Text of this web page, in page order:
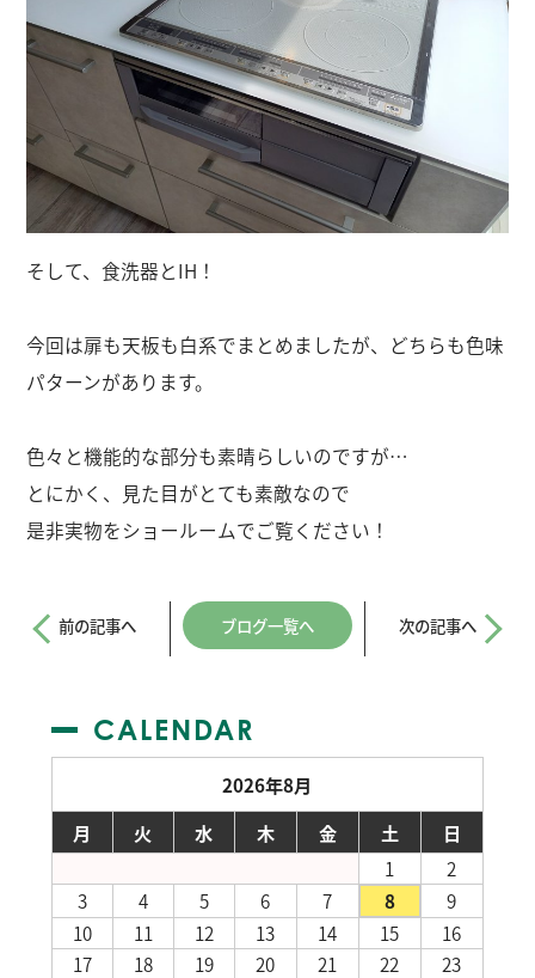
そして、食洗器とIH！
今回は扉も天板も白系でまとめましたが、どちらも色味
パターンがあります。
色々と機能的な部分も素晴らしいのですが…
とにかく、見た目がとても素敵なので
是非実物をショールームでご覧ください！
前の記事へ ブログ一覧へ 次の記事へ
CALENDAR
2026年8月
月
火 水 木 金 土
日
1
2
3
4 5 6 7 8
9
10
11 12 13 14 15
16
17
18 19 20 21 22
23